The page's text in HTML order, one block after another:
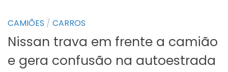
CAMIÕES / CARROS
Nissan trava em frente a camião
e gera confusão na autoestrada